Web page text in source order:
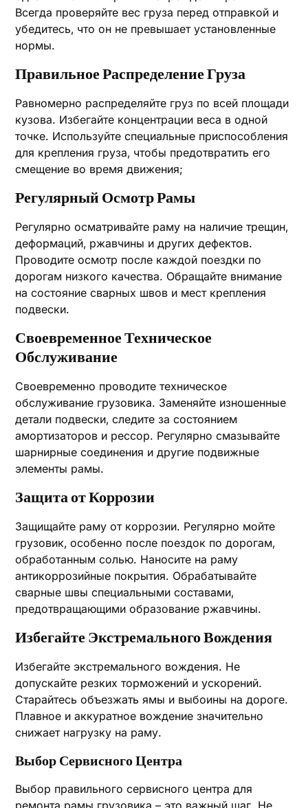
Всегда проверяйте вес груза перед отправкой и
убедитесь‚ что он не превышает установленные
нормы.
Правильное Распределение Груза
Равномерно распределяйте груз по всей площади
кузова. Избегайте концентрации веса в одной
точке. Используйте специальные приспособления
для крепления груза‚ чтобы предотвратить его
смещение во время движения;
Регулярный Осмотр Рамы
Регулярно осматривайте раму на наличие трещин‚
деформаций‚ ржавчины и других дефектов.
Проводите осмотр после каждой поездки по
дорогам низкого качества. Обращайте внимание
на состояние сварных швов и мест крепления
подвески.
Своевременное Техническое
Обслуживание
Своевременно проводите техническое
обслуживание грузовика. Заменяйте изношенные
детали подвески‚ следите за состоянием
амортизаторов и рессор. Регулярно смазывайте
шарнирные соединения и другие подвижные
элементы рамы.
Защита от Коррозии
Защищайте раму от коррозии. Регулярно мойте
грузовик‚ особенно после поездок по дорогам‚
обработанным солью. Наносите на раму
антикоррозийные покрытия. Обрабатывайте
сварные швы специальными составами‚
предотвращающими образование ржавчины.
Избегайте Экстремального Вождения
Избегайте экстремального вождения. Не
допускайте резких торможений и ускорений.
Старайтесь объезжать ямы и выбоины на дороге.
Плавное и аккуратное вождение значительно
снижает нагрузку на раму.
Выбор Сервисного Центра
Выбор правильного сервисного центра для
ремонта рамы грузовика – это важный шаг. Не